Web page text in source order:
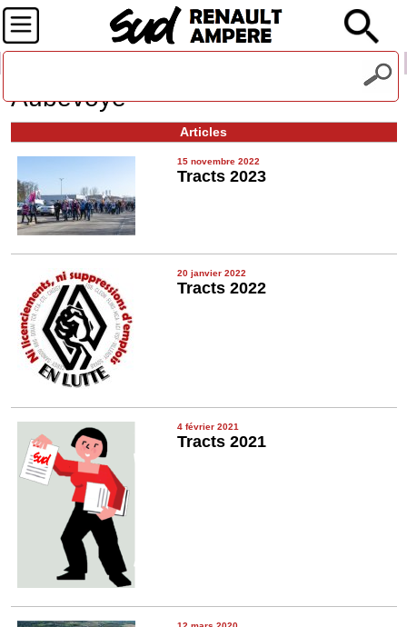
Aubevoye
Articles
15 novembre 2022
Tracts 2023
20 janvier 2022
Tracts 2022
4 février 2021
Tracts 2021